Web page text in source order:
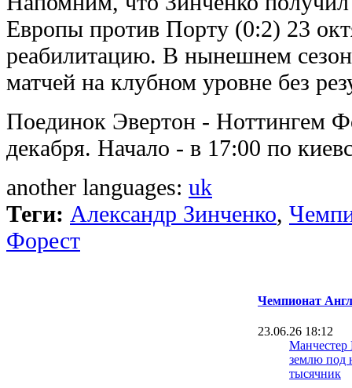
Европы против Порту (0:2) 23
реабилитацию. В нынешнем
матчей на клубном уровне без
Поединок Эвертон - Ноттингем
декабря. Начало - в 17:00 по
another languages: uk
Теги: Александр Зинченко,
Форест
Чемпионат
23.06.26 18:12
землю под
тысячник